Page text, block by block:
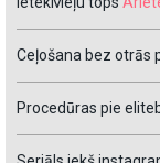
Ceļošana bez otrās
Procedūras pie